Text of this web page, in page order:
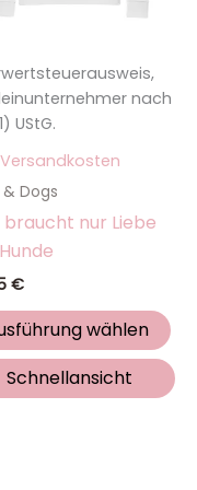
nach
UStG.
Versandkosten
Dogs
braucht nur Liebe
€
wählen
Schnellansicht